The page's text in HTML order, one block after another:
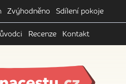
Zvýhodněno Sdílení pokoje
Recenze Kontakt